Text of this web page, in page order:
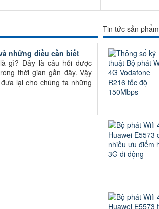
những điều cần biết
gì? Đây là câu hỏi được
thời gian gần đây. Vậy
lại cho chúng ta những
Tin tức sản phẩm